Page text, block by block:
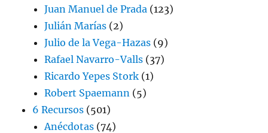
Juan Manuel de Prada (123)
Julián Marías (2)
Julio de la Vega-Hazas (9)
Rafael Navarro-Valls (37)
Ricardo Yepes Stork (1)
Robert Spaemann (5)
6 Recursos (501)
Anécdotas (74)